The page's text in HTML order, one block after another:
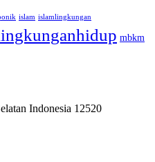
islam islamlingkungan
mbkm
Indonesia 12520